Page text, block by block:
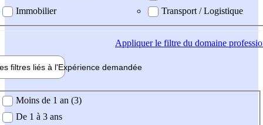
Immobilier
Transport / Logistique
Appliquerle filtre du domaine
filtres liés à l'Expérience demandée
demandée
Moins de 1 an (3)
De 1 à 3 ans